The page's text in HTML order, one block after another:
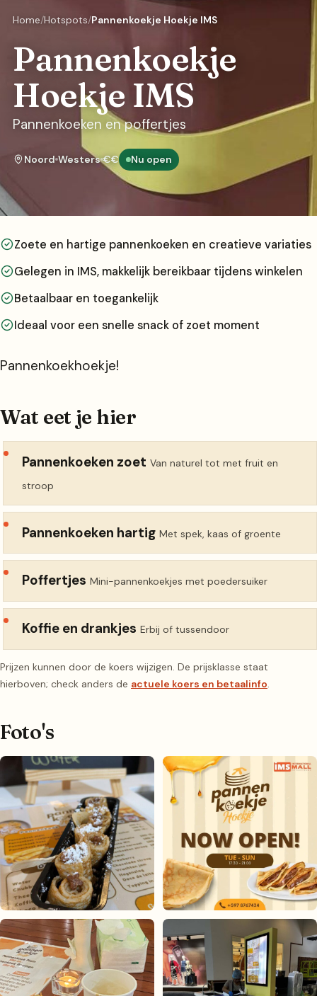
Home Hotspots Pannenkoekje Hoekje IMS
Pannenkoekje
Hoekje IMS
Pannenkoeken en poffertjes
Noord Westers €€ Nu open
Zoete en hartige pannenkoeken en creatieve variaties
Gelegen in IMS, makkelijk bereikbaar tijdens winkelen
Betaalbaar en toegankelijk
Ideaal voor een snelle snack of zoet moment
Pannenkoekhoekje!
Wat eet je hier
Pannenkoeken zoet Van naturel tot met fruit en
stroop
Pannenkoeken hartig Met spek, kaas of groente
Poffertjes Mini-pannenkoekjes met poedersuiker
Koffie en drankjes Erbij of tussendoor
Prijzen kunnen door de koers wijzigen. De prijsklasse staat
hierboven; check anders de actuele koers en betaalinfo.
Foto's